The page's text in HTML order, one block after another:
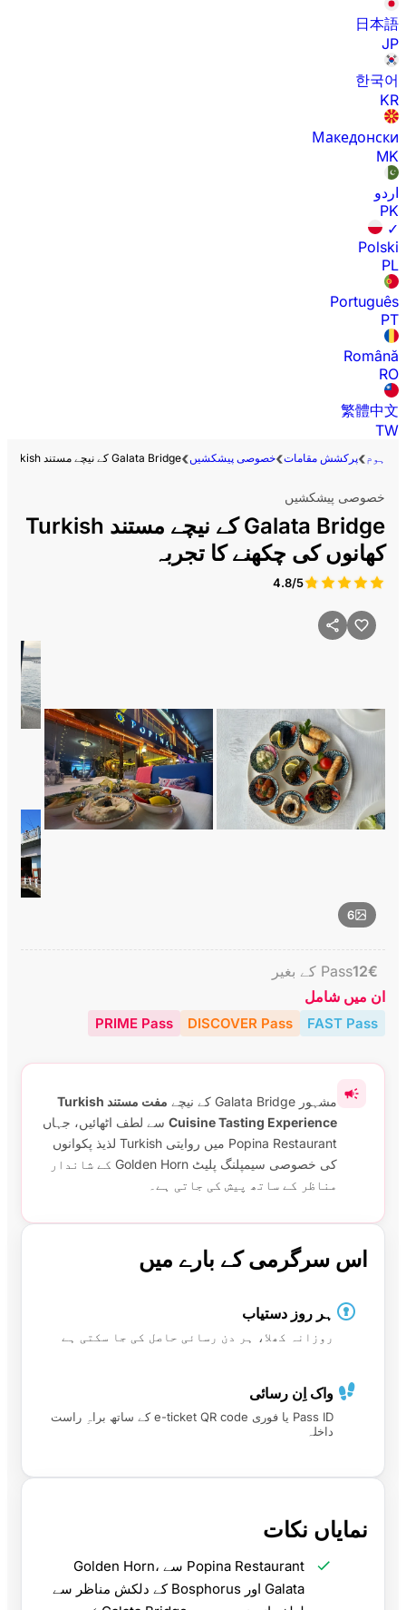
日本語
JP
한국어
KR
Македонски
MK
اردو
PK
✓
Polski
PL
Português
PT
Română
RO
繁體中文
TW
ہوم پرکشش مقامات خصوصی پیشکشیں Galata Bridge کے نیچے مستند Turkish کھانوں کی چکھنے کا تجربہ
6
خصوصی پیشکشیں
Galata Bridge کے نیچے مستند Turkish
کھانوں کی چکھنے کا تجربہ
4.8/5
€
12Pass کے بغیر
ان میں شامل
FAST Pass
DISCOVER Pass
PRIME Pass
مشہور Galata Bridge کے نیچے
مفت مستند Turkish
Cuisine Tasting Experience سے لطف اٹھائیں، جہاں
Popina Restaurant میں روایتی Turkish لذیذ پکوانوں
کی خصوصی سیمپلنگ پلیٹ Golden Horn کے شاندار
مناظر کے ساتھ پیش کی جاتی ہے۔
اس سرگرمی کے بارے میں
ہر روز دستیاب
روزانہ کھلا، ہر دن رسائی حاصل کی جا سکتی ہے
واک اِن رسائی
Pass ID یا فوری e-ticket QR code کے ساتھ براہِ راست
داخلہ
نمایاں نکات
Popina Restaurant سے Golden Horn،
Galata اور Bosphorus کے دلکش مناظر سے